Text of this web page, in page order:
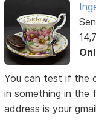
You can test if the
in something in the
address is your